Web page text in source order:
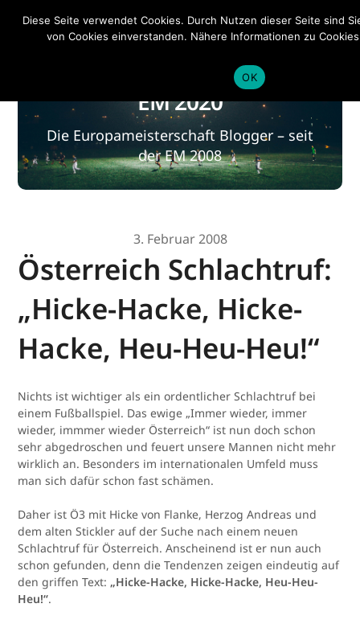
EM 2020
EM 2020
Die Europameisterschaft Blogger – seit
der EM 2008
3. Februar 2008
Österreich Schlachtruf:
„Hicke-Hacke, Hicke-
Hacke, Heu-Heu-Heu!“
Nichts ist wichtiger als ein ordentlicher Schlachtruf bei
einem Fußballspiel. Das ewige „Immer wieder, immer
wieder, immmer wieder Österreich“ ist nun doch schon
sehr abgedroschen und feuert unsere Mannen nicht mehr
wirklich an. Besonders im internationalen Umfeld muss
man sich dafür schon fast schämen.
Daher ist Ö3 mit Hicke von Flanke, Herzog Andreas und
dem alten Stickler auf der Suche nach einem neuen
Schlachtruf für Österreich. Anscheinend ist er nun auch
schon gefunden, denn die Tendenzen zeigen eindeutig auf
den griffen Text:„Hicke-Hacke, Hicke-Hacke, Heu-Heu-
Heu!“.
Diese Seite verwendet Cookies. Durch Nutzen dieser Seite sind
von Cookies einverstanden. Nähere Informationen zu
OK